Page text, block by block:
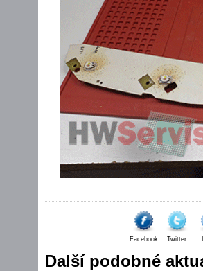
Facebook Twitter
Další podobné